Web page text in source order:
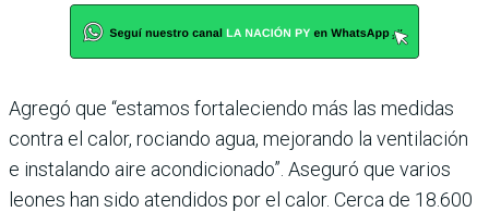
Agregó que “estamos fortaleciendo más las medidas
contra el calor, rociando agua, mejorando la ventilación
e instalando aire acondicionado”. Aseguró que varios
leones han sido atendidos por el calor. Cerca de 18.600